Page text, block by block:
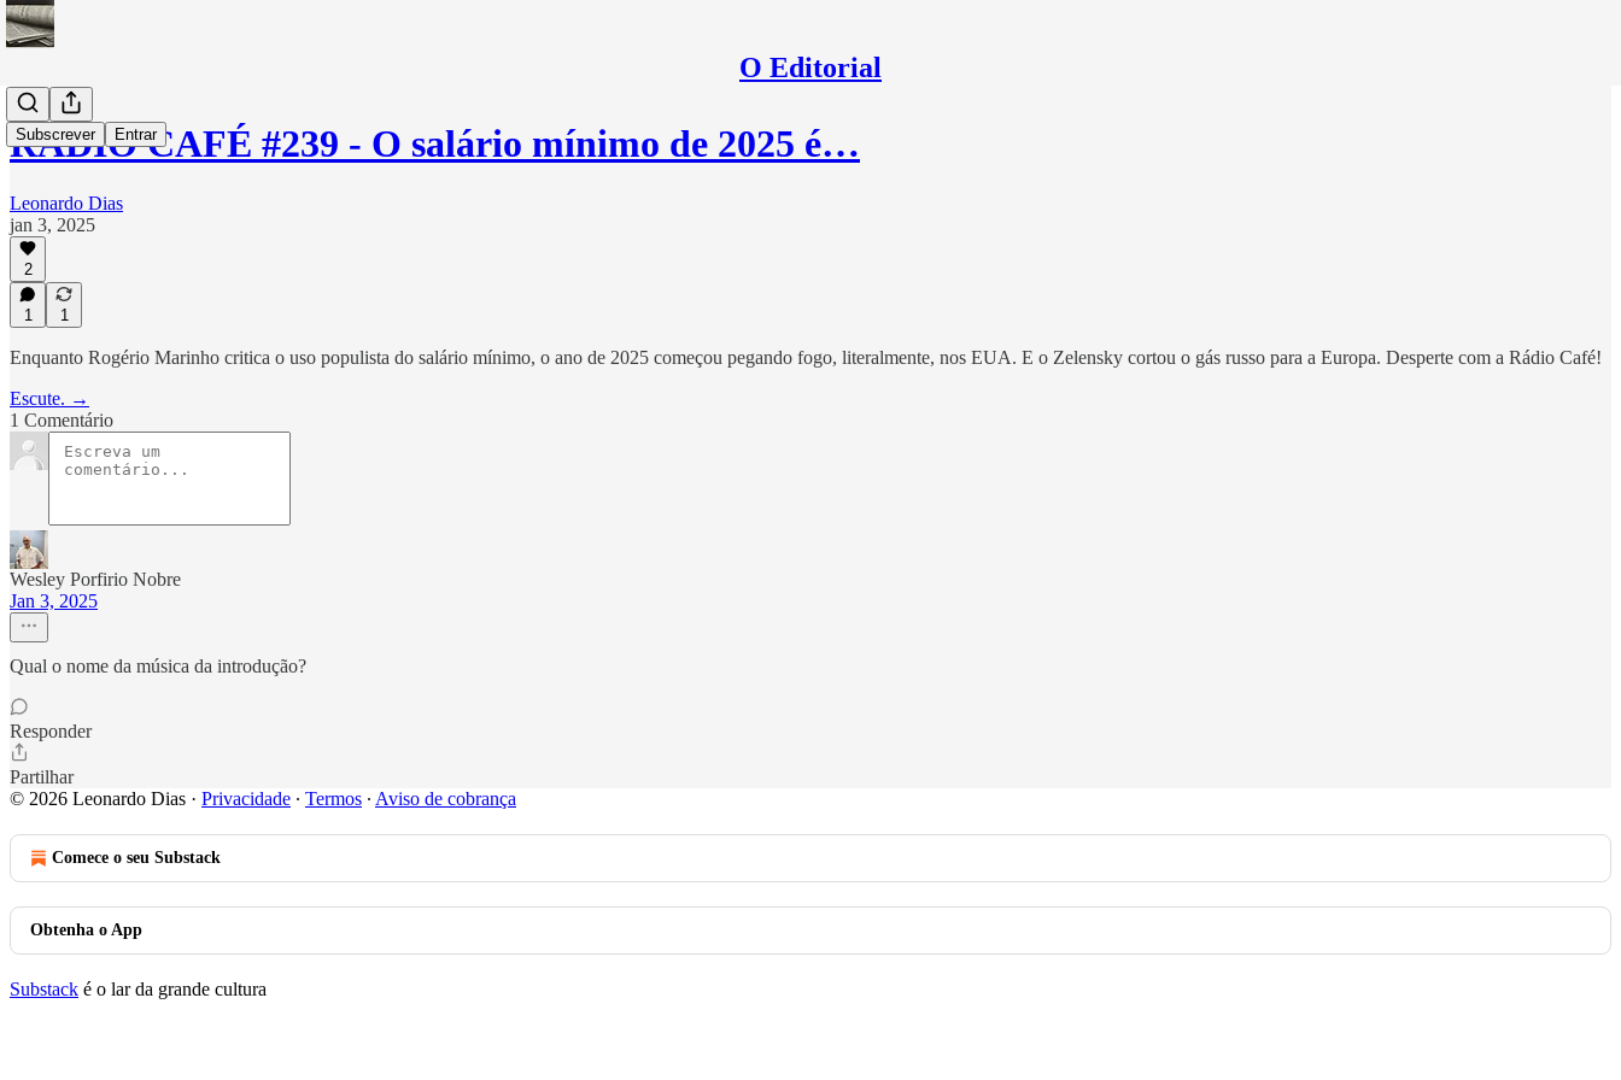
O Editorial
Subscrever Entrar
RÁDIO CAFÉ #239 - O salário mínimo de 2025 é…
Leonardo Dias
jan 3, 2025
2
1 1
Enquanto Rogério Marinho critica o uso populista do salário mínimo, o ano de 2025 começou pegando fogo, literalmente, nos EUA. E o Zelensky cortou o gás russo para a Europa. Desperte com a Rádio Café!
Escute. →
1 Comentário
Wesley Porfirio Nobre
Jan 3, 2025
Qual o nome da música da introdução?
Responder
Partilhar
© 2026 Leonardo Dias · Privacidade ∙ Termos ∙ Aviso de cobrança
Comece o seu Substack
Obtenha o App
Substack é o lar da grande cultura